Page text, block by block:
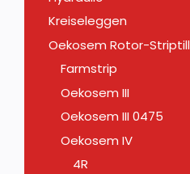
Kreiseleggen
Oekosem Rotor-Striptill
Farmstrip
Oekosem III
Oekosem III 0475
Oekosem IV
4R